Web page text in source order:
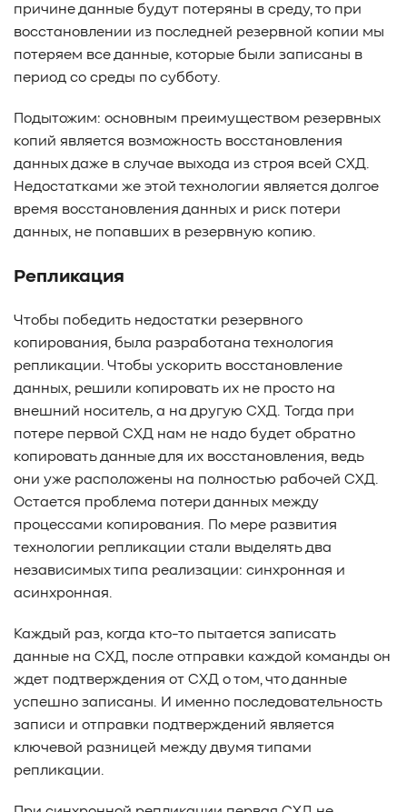
причине данные будут потеряны в среду, то при
восстановлении из последней резервной копии мы
потеряем все данные, которые были записаны в
период со среды по субботу.
Подытожим: основным преимуществом резервных
копий является возможность восстановления
данных даже в случае выхода из строя всей СХД.
Недостатками же этой технологии является долгое
время восстановления данных и риск потери
данных, не попавших в резервную копию.
Репликация
Чтобы победить недостатки резервного
копирования, была разработана технология
репликации. Чтобы ускорить восстановление
данных, решили копировать их не просто на
внешний носитель, а на другую СХД. Тогда при
потере первой СХД нам не надо будет обратно
копировать данные для их восстановления, ведь
они уже расположены на полностью рабочей СХД.
Остается проблема потери данных между
процессами копирования. По мере развития
технологии репликации стали выделять два
независимых типа реализации: синхронная и
асинхронная.
Каждый раз, когда кто-то пытается записать
данные на СХД, после отправки каждой команды он
ждет подтверждения от СХД о том, что данные
успешно записаны. И именно последовательность
записи и отправки подтверждений является
ключевой разницей между двумя типами
репликации.